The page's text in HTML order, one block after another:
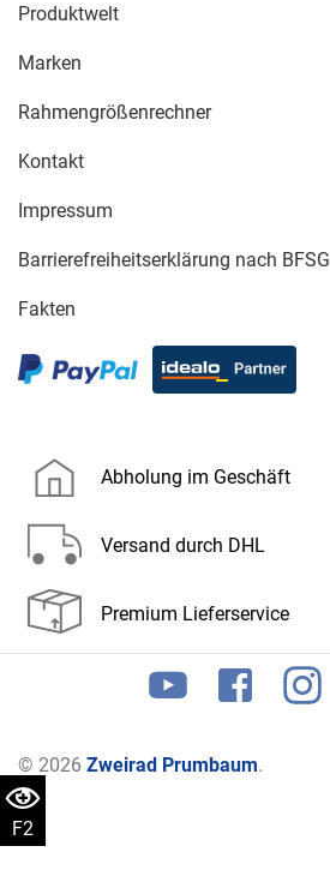
F2
Produktwelt
Marken
Rahmengrößenrechner
Kontakt
Impressum
Barrierefreiheitserklärung nach BFSG
Fakten
Abholung im Geschäft
Versand durch DHL
Premium Lieferservice
© 2026 Zweirad Prumbaum.